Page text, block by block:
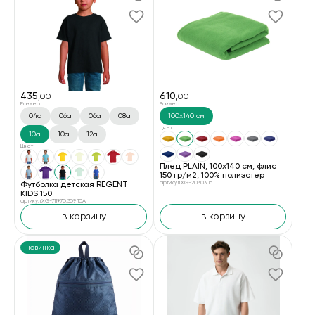
435,00
Размер
04a 06a 06а 08a
10a 10а 12a
Цвет
Футболка детская REGENT
KIDS 150
артикул XG-711970.309 10A
в корзину
610,00
Размер
100х140 см
Цвет
Плед PLAIN, 100х140 см, флис
150 гр/м2, 100% полиэстер
артикул XG-20303 15
в корзину
новинка